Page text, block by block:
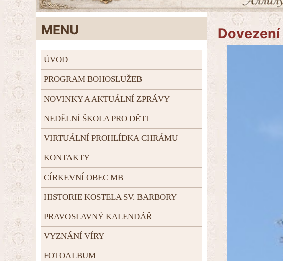
MENU
ÚVOD
PROGRAM BOHOSLUŽEB
NOVINKY A AKTUÁLNÍ ZPRÁVY
NEDĚLNÍ ŠKOLA PRO DĚTI
VIRTUÁLNÍ PROHLÍDKA CHRÁMU
KONTAKTY
CÍRKEVNÍ OBEC MB
HISTORIE KOSTELA SV. BARBORY
PRAVOSLAVNÝ KALENDÁŘ
VYZNÁNÍ VÍRY
FOTOALBUM